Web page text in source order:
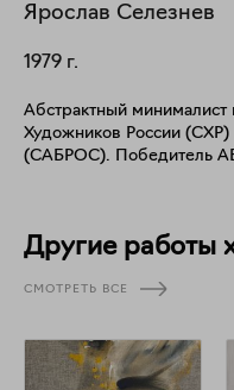
Ярослав Селезнев
1979 г.
Абстрактный
Художников России (СХР)
(САБРОС). Победитель
Другие работы
СМОТРЕТЬ ВСЕ